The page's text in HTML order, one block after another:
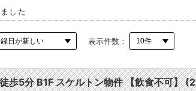
した
表示件数：
歩5分 B1F スケルトン物件 【飲食不可】